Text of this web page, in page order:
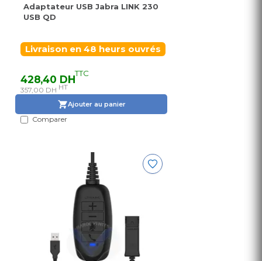
Adaptateur USB Jabra LINK 230
USB QD
Livraison en 48 heurs ouvrés
428,40 DHTTC
357,00 DH HT
Ajouter au panier
Comparer